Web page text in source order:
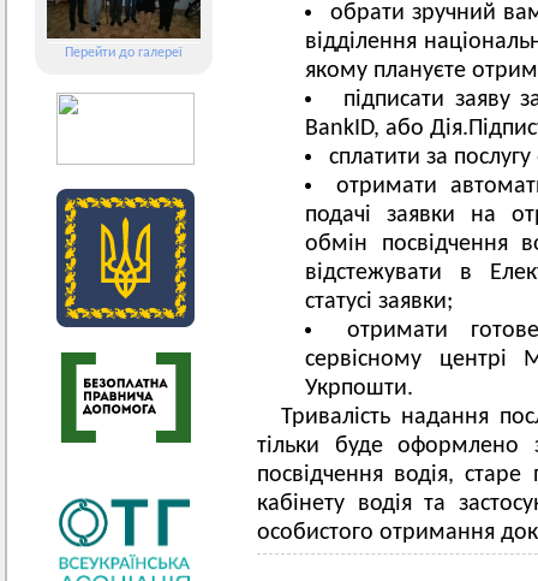
Перейти до галереї
обрати зручний
відділення
якому плануєте
підписати заяву
BankID, або
сплатити за
отримати
подачі заявки на
обмін посвідчення
відстежувати в
статусі заявки;
отримати
сервісному
Укрпошти.
Тривалість надання
тільки буде оформлено
посвідчення водія,
кабінету водія та
особистого отримання